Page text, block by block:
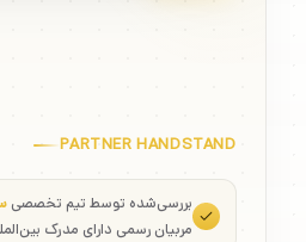
PARTNER HANDSTAND
بررسی‌شده توسط تیم تخصصی
مربیان رسمی دارای مدرک